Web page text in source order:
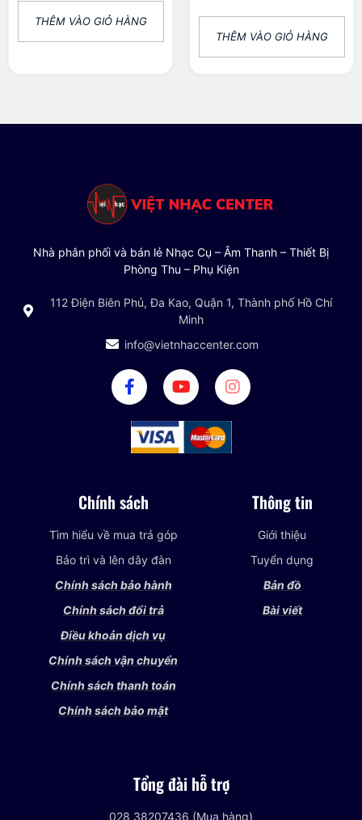
THÊM VÀO GIỎ HÀNG
THÊM VÀO GIỎ HÀNG
Nhà phân phối và bán lẻ Nhạc Cụ – Âm Thanh – Thiết Bị
Phòng Thu – Phụ Kiện
112 Điện Biên Phủ, Đa Kao, Quận 1, Thành phố Hồ Chí
Minh
info@vietnhaccenter.com
Chính sách
Tìm hiểu về mua trả góp
Bảo trì và lên dây đàn
Chính sách bảo hành
Chính sách đổi trả
Điều khoản dịch vụ
Chính sách vận chuyển
Chính sách thanh toán
Chính sách bảo mật
Thông tin
Giới thiệu
Tuyển dụng
Bản đồ
Bài viết
Tổng đài hỗ trợ
028 38207436 (Mua hàng)